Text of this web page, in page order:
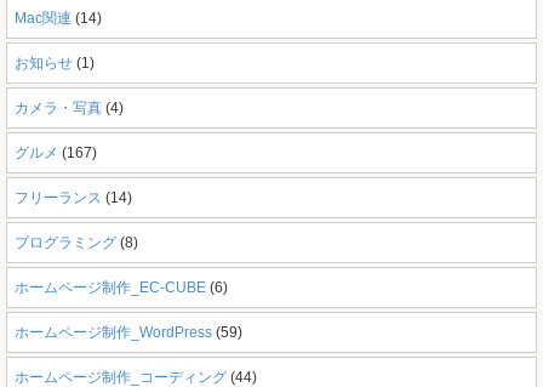
Mac関連 (14)
お知らせ (1)
カメラ・写真 (4)
グルメ (167)
フリーランス (14)
プログラミング (8)
ホームページ制作_EC-CUBE (6)
ホームページ制作_WordPress (59)
ホームページ制作_コーディング (44)